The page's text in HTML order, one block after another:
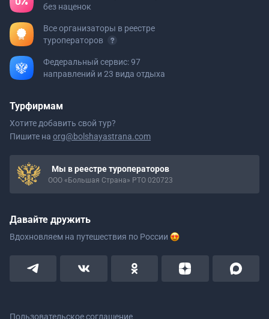
без наценок
Все организаторы в реестре
туроператоров
Федеральный сервис: 97
направлений и 23 вида отдыха
Турфирмам
Хотите добавить свой тур?
Пишите на org@bolshayastrana.com
Мы в реестре туроператоров
ООО «Большая Страна» РТО 020723
Давайте дружить
Вдохновляем на путешествия по России
Пользовательское соглашение